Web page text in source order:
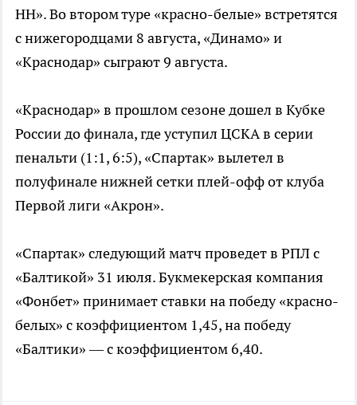
НН». Во втором туре «красно-белые» встретятся
с нижегородцами 8 августа, «Динамо» и
«Краснодар» сыграют 9 августа.
«Краснодар» в прошлом сезоне дошел в Кубке
России до финала, где уступил ЦСКА в серии
пенальти (1:1, 6:5), «Спартак» вылетел в
полуфинале нижней сетки плей-офф от клуба
Первой лиги «Акрон».
«Спартак» следующий матч проведет в РПЛ с
«Балтикой» 31 июля. Букмекерская компания
«Фонбет» принимает ставки на победу «красно-
белых» с коэффициентом 1,45, на победу
«Балтики» — с коэффициентом 6,40.